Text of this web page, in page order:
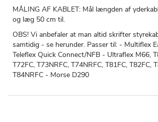
MÅLING AF KABLET: Mål længden af
og læg 50 cm til.
OBS! Vi anbefaler at man altid skrifter
samtidig - se herunder. Passer til: - Multiflex
Teleflex Quick Connect/NFB - Ultraflex M66,
T72FC, T73NRFC, T74NRFC, T81FC, T82FC,
T84NRFC - Morse D290